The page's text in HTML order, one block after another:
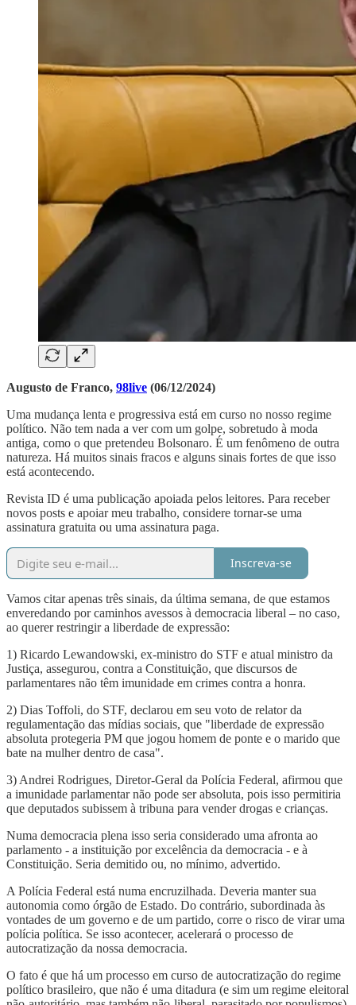
Augusto de Franco, 98live (06/12/2024)
Uma mudança lenta e progressiva está em curso no nosso regime
político. Não tem nada a ver com um golpe, sobretudo à moda
antiga, como o que pretendeu Bolsonaro. É um fenômeno de outra
natureza. Há muitos sinais fracos e alguns sinais fortes de que isso
está acontecendo.
Revista ID é uma publicação apoiada pelos leitores. Para receber
novos posts e apoiar meu trabalho, considere tornar-se uma
assinatura gratuita ou uma assinatura paga.
Inscreva-se
Vamos citar apenas três sinais, da última semana, de que estamos
enveredando por caminhos avessos à democracia liberal – no caso,
ao querer restringir a liberdade de expressão:
1) Ricardo Lewandowski, ex-ministro do STF e atual ministro da
Justiça, assegurou, contra a Constituição, que discursos de
parlamentares não têm imunidade em crimes contra a honra.
2) Dias Toffoli, do STF, declarou em seu voto de relator da
regulamentação das mídias sociais, que "liberdade de expressão
absoluta protegeria PM que jogou homem de ponte e o marido que
bate na mulher dentro de casa".
3) Andrei Rodrigues, Diretor-Geral da Polícia Federal, afirmou que
a imunidade parlamentar não pode ser absoluta, pois isso permitiria
que deputados subissem à tribuna para vender drogas e crianças.
Numa democracia plena isso seria considerado uma afronta ao
parlamento - a instituição por excelência da democracia - e à
Constituição. Seria demitido ou, no mínimo, advertido.
A Polícia Federal está numa encruzilhada. Deveria manter sua
autonomia como órgão de Estado. Do contrário, subordinada às
vontades de um governo e de um partido, corre o risco de virar uma
polícia política. Se isso acontecer, acelerará o processo de
autocratização da nossa democracia.
O fato é que há um processo em curso de autocratização do regime
político brasileiro, que não é uma ditadura (e sim um regime eleitoral